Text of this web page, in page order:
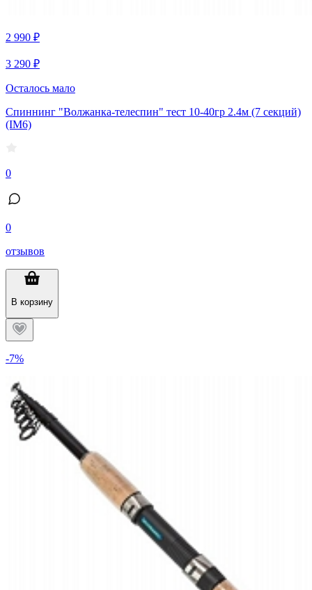
2 990 ₽
3 290 ₽
Осталось мало
Спиннинг "Волжанка-телеспин" тест 10-40гр 2.4м (7 секций)
(IM6)
0
0
отзывов
В корзину
-7%